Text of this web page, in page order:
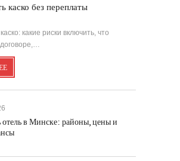
каско без переплаты
какие риски включить, что
отель в Минске: районы, цены и